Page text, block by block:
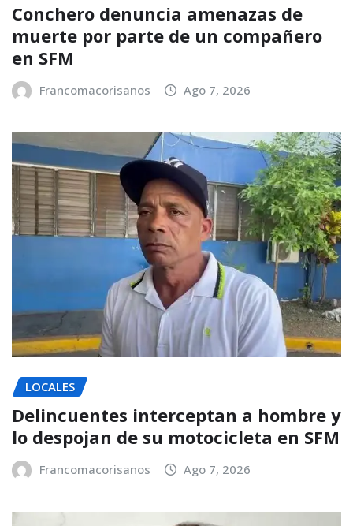
Conchero denuncia amenazas de
muerte por parte de un compañero
en SFM
Francomacorisanos Ago 7, 2026
LOCALES
Delincuentes interceptan a hombre y
lo despojan de su motocicleta en SFM
Francomacorisanos Ago 7, 2026